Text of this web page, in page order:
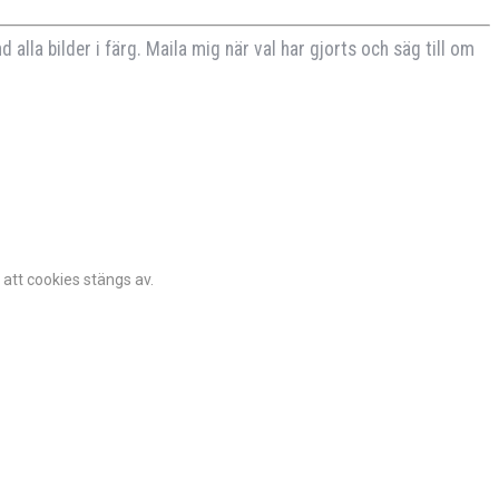
alla bilder i färg. Maila mig när val har gjorts och säg till om
cookies stängs av.